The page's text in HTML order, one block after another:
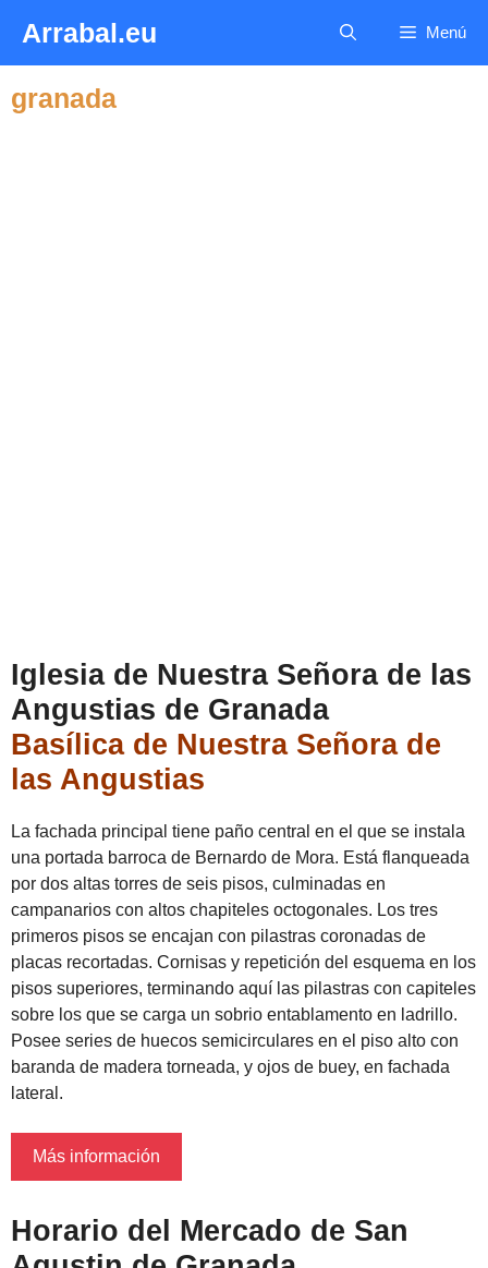
contenido
Arrabal.eu Menú
granada
Iglesia de Nuestra Señora de las
Angustias de Granada
Basílica de Nuestra Señora de
las Angustias
La fachada principal tiene paño central en el que se instala
una portada barroca de Bernardo de Mora. Está flanqueada
por dos altas torres de seis pisos, culminadas en
campanarios con altos chapiteles octogonales. Los tres
primeros pisos se encajan con pilastras coronadas de
placas recortadas. Cornisas y repetición del esquema en los
pisos superiores, terminando aquí las pilastras con capiteles
sobre los que se carga un sobrio entablamento en ladrillo.
Posee series de huecos semicirculares en el piso alto con
baranda de madera torneada, y ojos de buey, en fachada
lateral.
Más información
Horario del Mercado de San